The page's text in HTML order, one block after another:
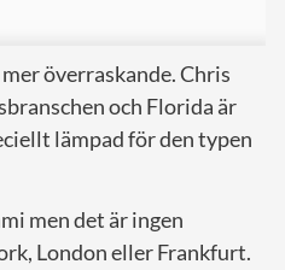
överraskande. Chris
och Florida är
lämpad för den typen
men det är ingen
London eller Frankfurt.